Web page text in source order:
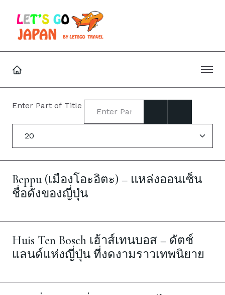
Enter Part of Title
Beppu (เมืองโอะอิตะ) – แหล่งออนเซ็น
ชื่อดังของญี่ปุ่น
Huis Ten Bosch เฮ้าส์เทนบอส – ดัตช์
แลนด์แห่งญี่ปุ่น ที่งดงามราวเทพนิยาย